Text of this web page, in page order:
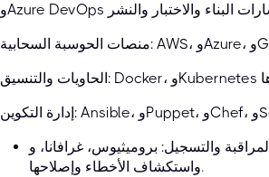
المراقبة والتسجيل: بروميثيوس، غرافانا، وELK Stack (إيلاستيك سيرش، لوجستاش، كيبانا) لمراقبة أداء النظام
واستكشاف الأخطاء وإصلاحها.